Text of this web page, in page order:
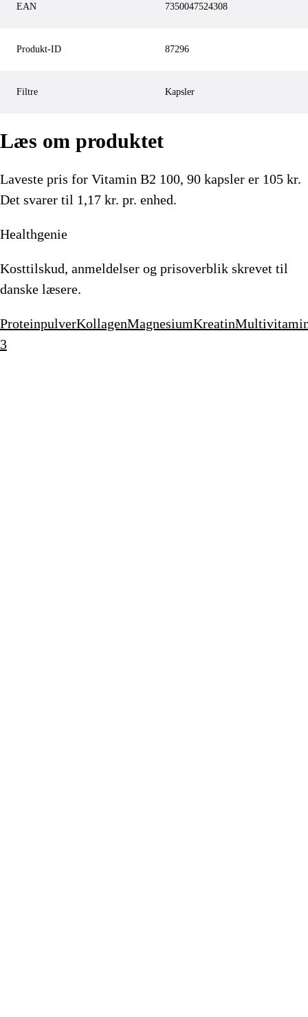
EAN 7350047524308
Produkt-ID 87296
Filtre Kapsler
Læs om produktet
Laveste pris for Vitamin B2 100, 90 kapsler er 105 kr.
Det svarer til 1,17 kr. pr. enhed.
Healthgenie
Kosttilskud, anmeldelser og prisoverblik skrevet til
danske læsere.
ProteinpulverKollagenMagnesiumKreatin
3